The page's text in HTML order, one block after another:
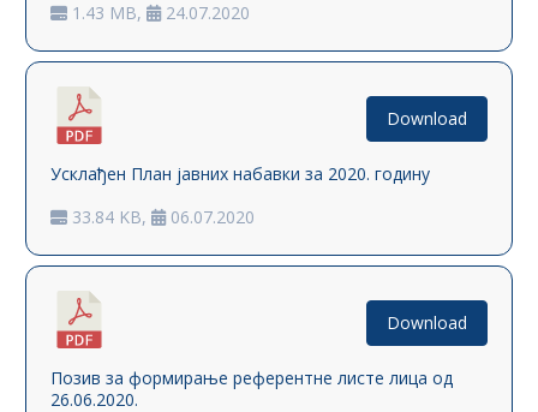
1.43 MB,
24.07.2020
Усклађен План јавних набавки за 2020. годину
33.84 KB,
06.07.2020
Download
Позив за формирање референтне листе лица од
26.06.2020.
Download